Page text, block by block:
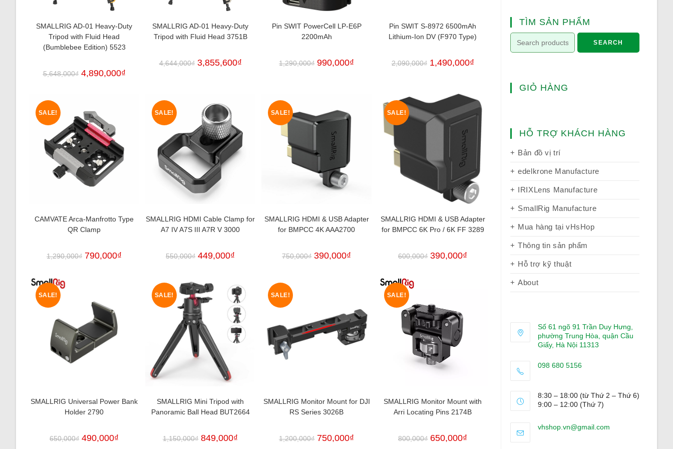
SMALLRIG AD-01 Heavy-Duty
Tripod with Fluid Head
(Bumblebee Edition) 5523
5,648,000₫ 4,890,000₫
SMALLRIG AD-01 Heavy-Duty
Tripod with Fluid Head 3751B
4,644,000₫ 3,855,600₫
Pin SWIT PowerCell LP-E6P
2200mAh
1,290,000₫ 990,000₫
Pin SWIT S-8972 6500mAh
Lithium-Ion DV (F970 Type)
2,090,000₫ 1,490,000₫
SALE!
CAMVATE Arca-Manfrotto Type
QR Clamp
1,290,000₫ 790,000₫
SALE!
SMALLRIG HDMI Cable Clamp for
A7 IV A7S III A7R V 3000
550,000₫ 449,000₫
SALE!
SMALLRIG HDMI & USB Adapter
for BMPCC 4K AAA2700
750,000₫ 390,000₫
SALE!
SMALLRIG HDMI & USB Adapter
for BMPCC 6K Pro / 6K FF 3289
600,000₫ 390,000₫
SALE!
SMALLRIG Universal Power Bank
Holder 2790
650,000₫ 490,000₫
SALE!
SMALLRIG Mini Tripod with
Panoramic Ball Head BUT2664
1,150,000₫ 849,000₫
SALE!
SMALLRIG Monitor Mount for DJI
RS Series 3026B
1,200,000₫ 750,000₫
SALE!
SMALLRIG Monitor Mount with
Arri Locating Pins 2174B
800,000₫ 650,000₫
TÌM SẢN PHẨM
SEARCH
GIỎ HÀNG
HỖ TRỢ KHÁCH HÀNG
Bản đồ vị trí
edelkrone Manufacture
IRIXLens Manufacture
SmallRig Manufacture
Mua hàng tại vHsHop
Thông tin sản phẩm
Hỗ trợ kỹ thuật
About
Số 61 ngõ 91 Trần Duy Hưng,
phường Trung Hòa, quận Cầu
Giấy, Hà Nội 11313
098 680 5156
your
8:30 – 18:00 (từ Thứ 2 – Thứ 6)
9:00 – 12:00 (Thứ 7)
vhshop.vn@gmail.comOpens